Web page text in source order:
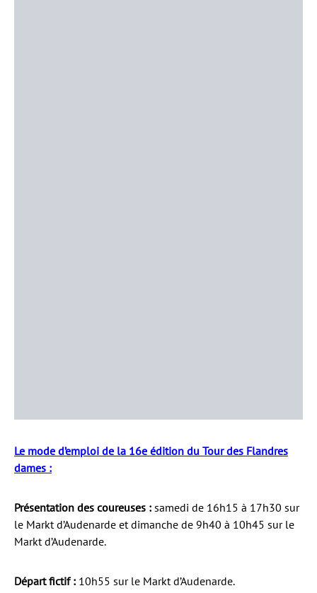
Le mode d’emploi de la 16e édition du Tour des Flandres
dames :
Présentation des coureuses : samedi de 16h15 à 17h30 sur
le Markt d’Audenarde et dimanche de 9h40 à 10h45 sur le
Markt d’Audenarde.
Départ fictif : 10h55 sur le Markt d’Audenarde.